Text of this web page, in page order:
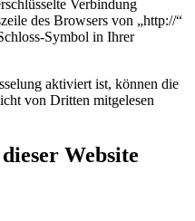
Verbindung
des Browsers von „http://“
Symbol in Ihrer
aktiviert ist, können die
von Dritten mitgelesen
Website